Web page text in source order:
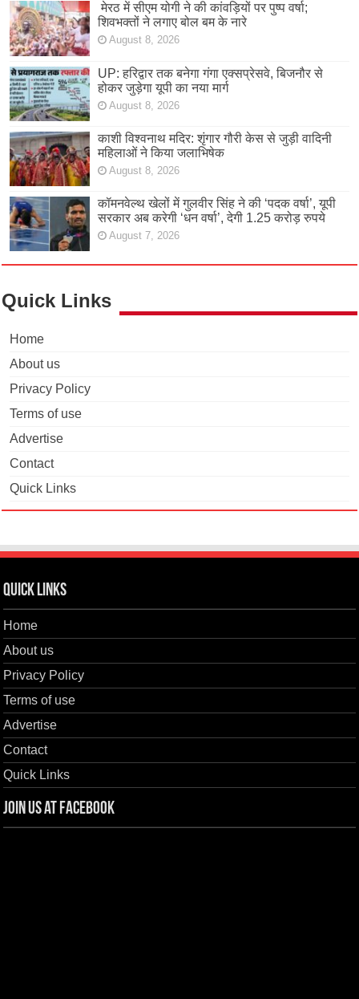
मेरठ में सीएम योगी ने की कांवड़ियों पर पुष्प वर्षा;
शिवभक्तों ने लगाए बोल बम के नारे
August 8, 2026
UP: हरिद्वार तक बनेगा गंगा एक्सप्रेसवे, बिजनौर से
होकर जुड़ेगा यूपी का नया मार्ग
August 8, 2026
काशी विश्वनाथ मदिर: शृंगार गौरी केस से जुड़ी वादिनी
महिलाओं ने किया जलाभिषेक
August 8, 2026
कॉमनवेल्थ खेलों में गुलवीर सिंह ने की ‘पदक वर्षा’, यूपी
सरकार अब करेगी ‘धन वर्षा’, देगी 1.25 करोड़ रुपये
August 7, 2026
Quick Links
Home
About us
Privacy Policy
Terms of use
Advertise
Contact
Quick Links
Quick Links
Home
About us
Privacy Policy
Terms of use
Advertise
Contact
Quick Links
Join us at Facebook